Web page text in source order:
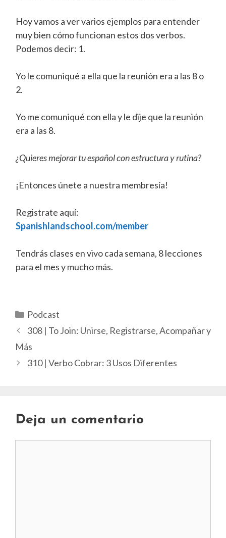
Hoy vamos a ver varios ejemplos para entender
muy bien cómo funcionan estos dos verbos.
Podemos decir: 1.
Yo le comuniqué a ella que la reunión era a las 8 o
2.
Yo me comuniqué con ella y le dije que la reunión
era a las 8.
¿Quieres mejorar tu español con estructura y rutina?
¡Entonces únete a nuestra membresía!
Registrate aquí:
Spanishlandschool.com/member
Tendrás clases en vivo cada semana, 8 lecciones
para el mes y mucho más.
Categorías
Podcast
308 | To Join: Unirse, Registrarse, Acompañar y
Más
310 | Verbo Cobrar: 3 Usos Diferentes
Deja un comentario